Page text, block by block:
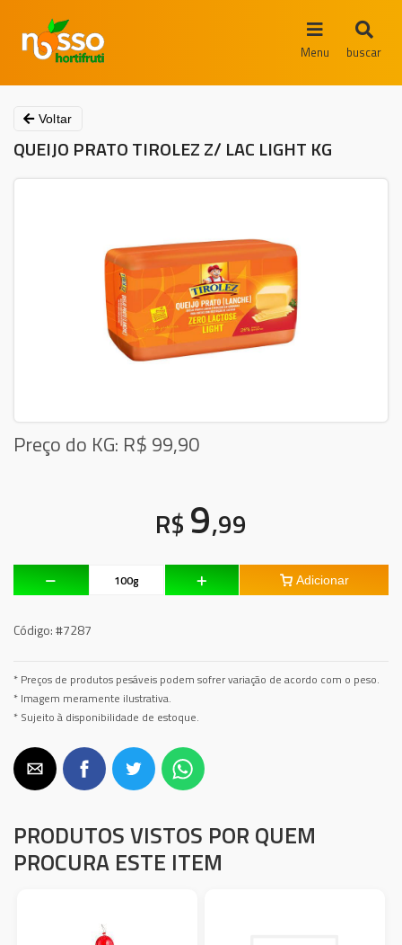
Menu buscar
Voltar
QUEIJO PRATO TIROLEZ Z/ LAC LIGHT KG
Preço do KG: R$ 99,90
R$ 9,99
Adicionar
Código:#7287
* Preços de produtos pesáveis podem sofrer variação de acordo com o peso.
* Imagem meramente ilustrativa.
* Sujeito à disponibilidade de estoque.
PRODUTOS VISTOS POR QUEM
PROCURA ESTE ITEM